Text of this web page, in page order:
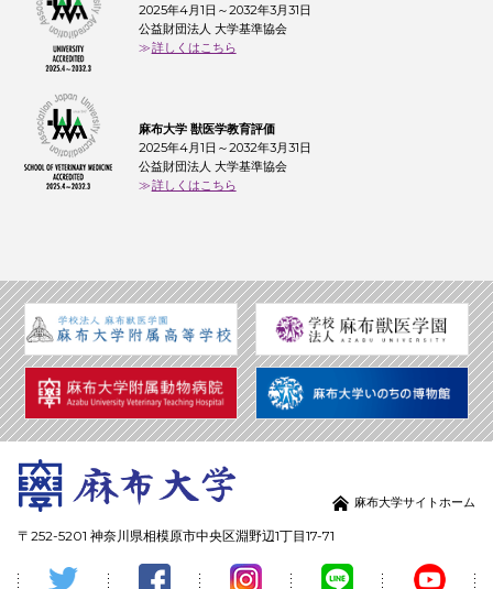
2025年4月1日～2032年3月31日
公益財団法人 大学基準協会
詳しくはこちら
麻布大学 獣医学教育評価
2025年4月1日～2032年3月31日
公益財団法人 大学基準協会
詳しくはこちら
麻布大学サイトホーム
〒252-5201 神奈川県相模原市中央区淵野辺1丁目17-71